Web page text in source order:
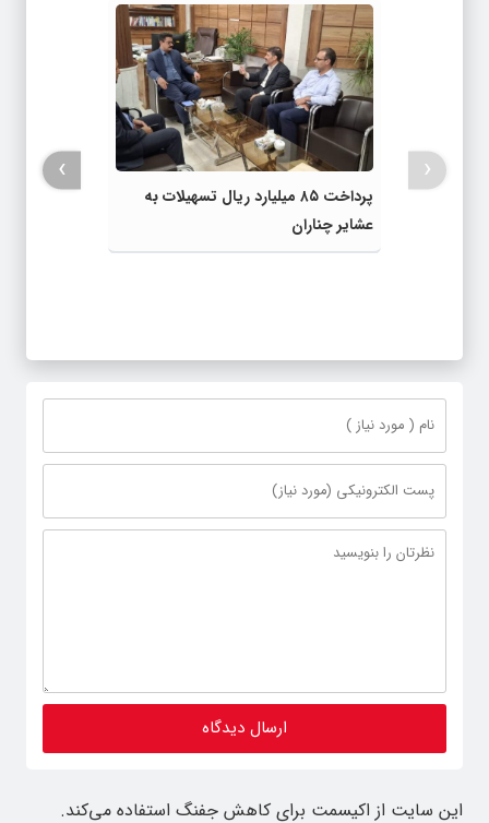
پرداخت ۸۵ میلیارد ریال تسهیلات به
عشایر چناران
‹
›
این سایت از اکیسمت برای کاهش جفنگ استفاده می‌کند.